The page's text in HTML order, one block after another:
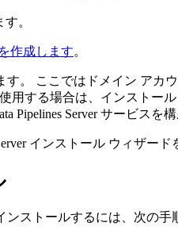
。
作成します。
す。 ここではドメイン ア
用する場合は、インストー
Pipelines Server サービスを構
インストール ウィザード
ンストールするには、次の手